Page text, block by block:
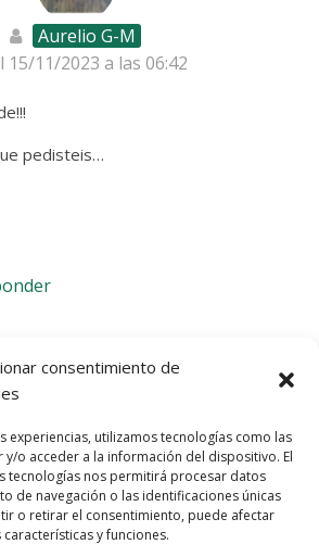
consentimiento de
experiencias, utilizamos tecnologías como las
y/o acceder a la información del dispositivo. El
tecnologías nos permitirá procesar datos
de navegación o las identificaciones únicas
o retirar el consentimiento, puede afectar
y funciones.
Aurelio G-M
15/11/2023 a las 06:42
pedisteis…
de Privacidad